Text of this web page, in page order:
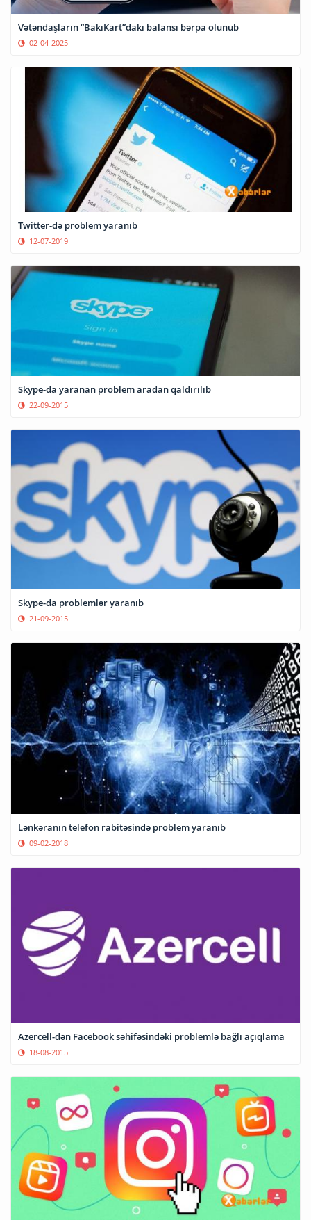
Vətəndaşların “BakıKart”dakı balansı bərpa olunub
02-04-2025
Twitter-də problem yaranıb
12-07-2019
Skype-da yaranan problem aradan qaldırılıb
22-09-2015
Skype-da problemlər yaranıb
21-09-2015
Lənkəranın telefon rabitəsində problem yaranıb
09-02-2018
Azercell-dən Facebook səhifəsindəki problemlə bağlı açıqlama
18-08-2015